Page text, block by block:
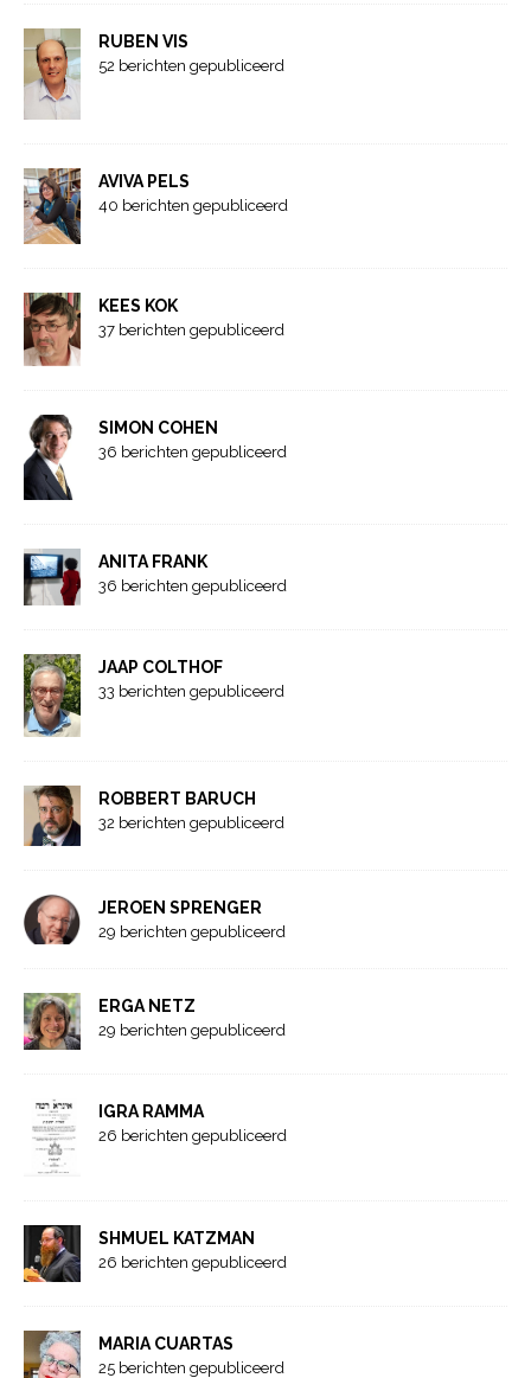
RUBEN VIS
52 berichten gepubliceerd
AVIVA PELS
40 berichten gepubliceerd
KEES KOK
37 berichten gepubliceerd
SIMON COHEN
36 berichten gepubliceerd
ANITA FRANK
36 berichten gepubliceerd
JAAP COLTHOF
33 berichten gepubliceerd
ROBBERT BARUCH
32 berichten gepubliceerd
JEROEN SPRENGER
29 berichten gepubliceerd
ERGA NETZ
29 berichten gepubliceerd
IGRA RAMMA
26 berichten gepubliceerd
SHMUEL KATZMAN
26 berichten gepubliceerd
MARIA CUARTAS
25 berichten gepubliceerd